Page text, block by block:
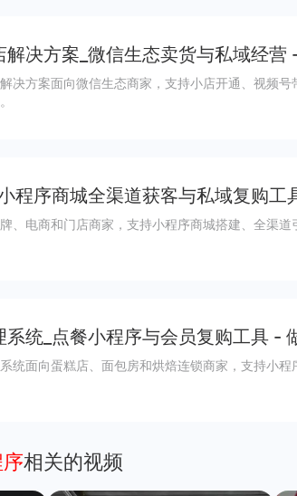
解决方案_微信生态卖货与私域经营
决方案面向微信生态商家，支持小店开通、视频
程序商城全渠道获客与私域复购工
、电商和门店商家，支持小程序商城搭建、全渠
系统_点餐小程序与会员复购工具 -
统面向蛋糕店、面包房和烘焙连锁商家，支持小
相关的视频